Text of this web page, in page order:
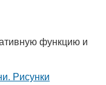
функцию и